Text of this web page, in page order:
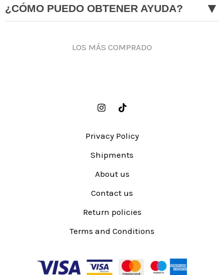
¿CÓMO PUEDO OBTENER AYUDA? ▼
LOS MÁS COMPRADO
Privacy Policy
Shipments
About us
Contact us
Return policies
Terms and Conditions